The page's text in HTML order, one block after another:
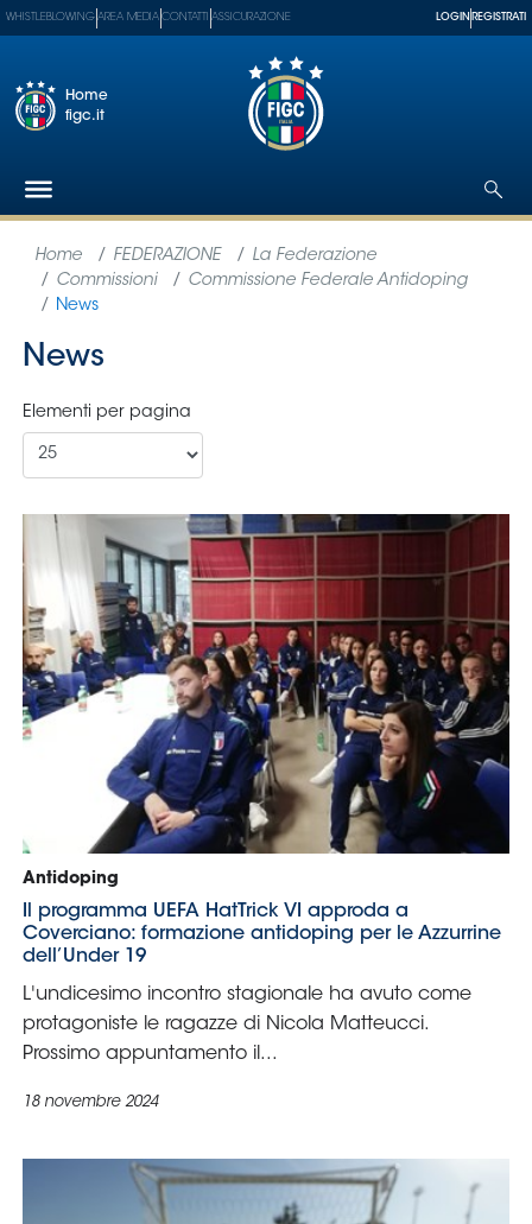
Federazione
Nazionali
Tecnici
Paralimpico
Serie
Women
Serie
Femminile
Museo
del
Calcio
Shop
nazionali
Assicurazione
Whistleblowing
Media
WHISTLEBLOWING AREA MEDIA CONTATTI ASSICURAZIONE LOGIN REGISTRATI
Home
figc.it